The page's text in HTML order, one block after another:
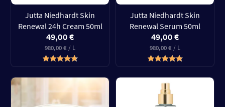
Jutta Niedhardt Skin
Renewal 24h Cream 50ml
49,00 €
980,00 € / L
Jutta Niedhardt Skin
Renewal Serum 50ml
49,00 €
980,00 € / L